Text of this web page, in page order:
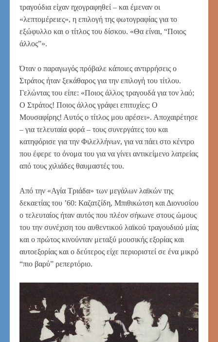
τραγούδια είχαν ηχογραφηθεί – και έμεναν οι
«λεπτομέρειες», η επιλογή της φωτογραφίας για το
εξώφυλλο και ο τίτλος του δίσκου. «Θα είναι, “Ποιος
άλλος”».
Όταν ο παραγωγός πρόβαλε κάποιες αντιρρήσεις ο
Στράτος ήταν ξεκάθαρος για την επιλογή του τίτλου.
Γελώντας του είπε: «Ποιος άλλος τραγουδά για τον λαό;
Ο Στράτος! Ποιος άλλος γράφει επιτυχίες; Ο
Μουσαφίρης! Αυτός ο τίτλος μου αρέσει». Αποχαιρέτησε
– για τελευταία φορά – τους συνεργάτες του και
κατηφόρισε για την Φιλελλήνων, για να πάει στο κέντρο
που έφερε το όνομα του για να γίνει αντικείμενο λατρείας
από τους χιλιάδες θαυμαστές του.
Από την «Αγία Τριάδα» των μεγάλων λαϊκών της
δεκαετίας του ’60: Καζατζίδη, Μπιθικώτση και Διονυσίου
ο τελευταίος ήταν αυτός που πλέον σήκωνε στους ώμους
του την συνέχιση του αυθεντικού λαϊκού τραγουδιού μίας
και ο πρώτος κινούνταν μεταξύ μουσικής εξορίας και
αυτοεξορίας και ο δεύτερος είχε περιοριστεί σε ένα μικρό
“πιο βαρύ” ρεπερτόριο.